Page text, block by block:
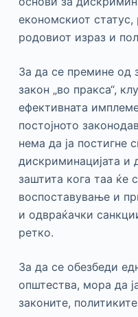
економскиот статус,
родовиот израз и
За да се премине од
закон „во пракса“,
ефективната
постојното
нема да ја постигне
дискриминацијата и
заштита кога таа ќе
воспоставување и
и одвраќачки
ретко.
За да се обезбеди
општества, мора да
законите,